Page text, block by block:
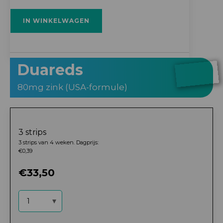
aantal
IN WINKELWAGEN
Duareds
80mg zink (USA-formule)
3 strips
3 strips van 4 weken. Dagprijs:
€0,39
€33,50
Duareds
NL